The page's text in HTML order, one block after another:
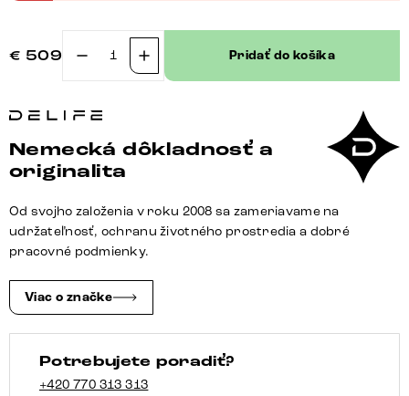
€ 509
množstvo
stolík
zaoblený
tvar
100×50
cm
keramika
šampanské
Vibany
kov
titánová
farba
Pridať do košíka
Nemecká dôkladnosť a
originalita
Od svojho založenia v roku 2008 sa zameriavame na
udržateľnosť, ochranu životného prostredia a dobré
pracovné podmienky.
Viac o značke
Potrebujete poradiť?
+420 770 313 313